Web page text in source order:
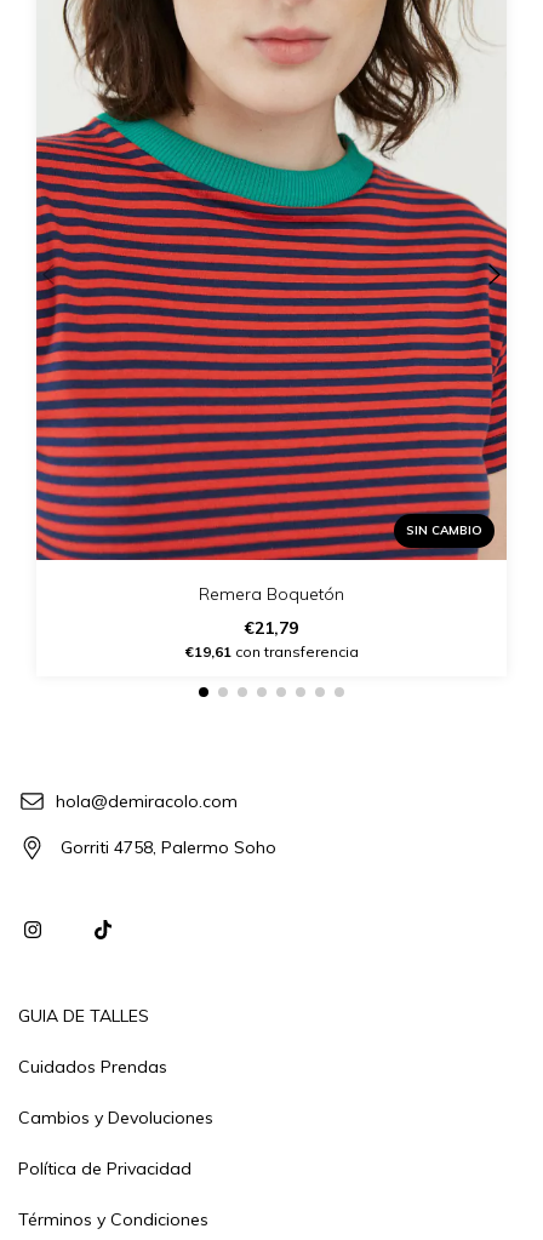
SIN CAMBIO
Remera Boquetón
€21,79
€19,61 con transferencia
hola@demiracolo.com
Gorriti 4758, Palermo Soho
GUIA DE TALLES
Cuidados Prendas
Cambios y Devoluciones
Política de Privacidad
Términos y Condiciones